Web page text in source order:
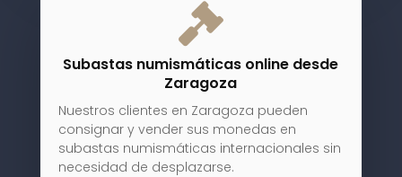

Subastas numismáticas online desde
Zaragoza
Nuestros clientes en Zaragoza pueden
consignar y vender sus monedas en
subastas numismáticas internacionales sin
necesidad de desplazarse.